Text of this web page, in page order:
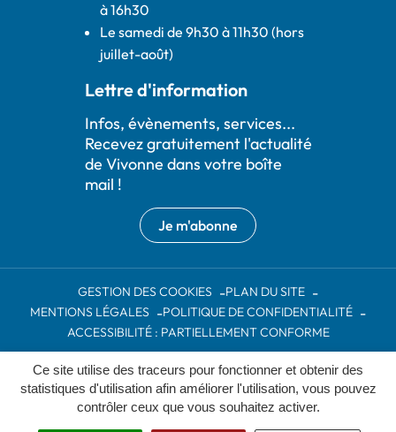
Ce site utilise des traceurs pour fonctionner et obtenir des
statistiques d'utilisation afin améliorer l'utilisation, vous pouvez
contrôler ceux que vous souhaitez activer.
à 16h30
Le samedi de 9h30 à 11h30 (hors
juillet-août)
Lettre d'information
Infos, évènements, services...
Recevez gratuitement l'actualité
de Vivonne dans votre boîte
mail !
Je m'abonne
GESTION DES COOKIES
PLAN DU SITE
MENTIONS LÉGALES
POLITIQUE DE CONFIDENTIALITÉ
ACCESSIBILITÉ : PARTIELLEMENT CONFORME
Site réalisé parInovagora (ouverture dans un